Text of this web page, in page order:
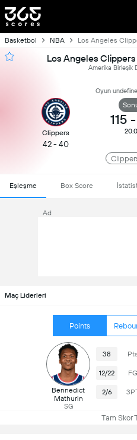
Basketbol NBA Los Angeles
Los Angeles
Amerika Birleşik
Oyun
Clippers
42 - 40
115 -
Eşleşme Box Score
Ad
Maç Liderleri
Points
Bennedict
Mathurin
SG
38 Pts
12/22 FG
2/6
Tam Skor